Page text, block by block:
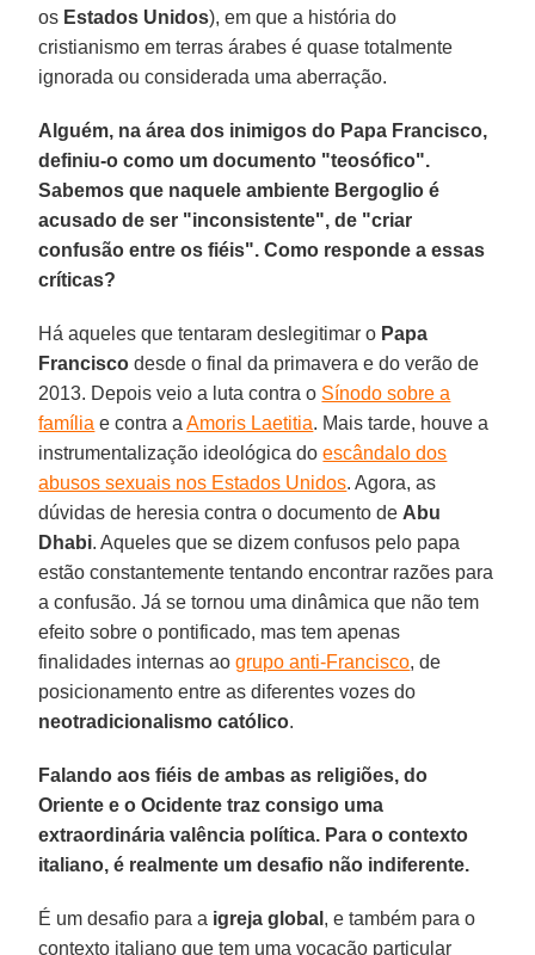
os Estados Unidos), em que a história do
cristianismo em terras árabes é quase totalmente
ignorada ou considerada uma aberração.
Alguém, na área dos inimigos do Papa Francisco,
definiu-o como um documento "teosófico".
Sabemos que naquele ambiente Bergoglio é
acusado de ser "inconsistente", de "criar
confusão entre os fiéis". Como responde a essas
críticas?
Há aqueles que tentaram deslegitimar o Papa
Francisco desde o final da primavera e do verão de
2013. Depois veio a luta contra o Sínodo sobre a
família e contra aAmoris Laetitia. Mais tarde, houve a
instrumentalização ideológica doescândalo dos
abusos sexuais nos Estados Unidos. Agora, as
dúvidas de heresia contra o documento de Abu
Dhabi. Aqueles que se dizem confusos pelo papa
estão constantemente tentando encontrar razões para
a confusão. Já se tornou uma dinâmica que não tem
efeito sobre o pontificado, mas tem apenas
finalidades internas aogrupo anti-Francisco, de
posicionamento entre as diferentes vozes do
neotradicionalismo católico.
Falando aos fiéis de ambas as religiões, do
Oriente e o Ocidente traz consigo uma
extraordinária valência política. Para o contexto
italiano, é realmente um desafio não indiferente.
É um desafio para a igreja global , e também para o
contexto italiano que tem uma vocação particular